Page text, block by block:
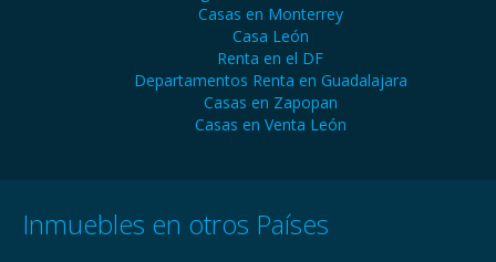
Casas en Monterrey
Casa León
Renta en el DF
Departamentos Renta en Guadalajara
Casas en Zapopan
Casas en Venta León
Inmuebles en otros Países